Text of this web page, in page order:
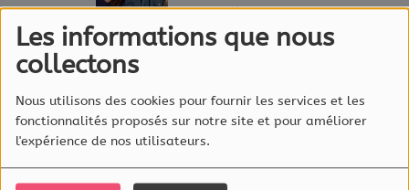
Les informations que nous
collectons
Nous utilisons des cookies pour fournir les services et les
fonctionnalités proposés sur notre site et pour améliorer
l'expérience de nos utilisateurs.
5500
VUES
samedis et
dimanche matin
bonheur